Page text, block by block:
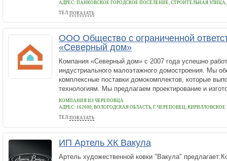
АДРЕС: ПАНКОВСКОЕ ГОРОДСКОЕ ПОСЕЛЕНИЕ, СТРОИТЕЛЬНАЯ
ТЕЛ:ПОКАЗАТЬ
89119856457
ООО Общество с ограниченной
«Северный дом»
Компания «Северный дом» с 2007 года успешно
индустриального малоэтажного домостроения. Мы
комплексные поставки домокомплектов, которые
технологиям. Мы предлагаем проектирование и
КОМПАНИЯ ИЗ ЧЕРЕПОВЦА
АДРЕС: 162600, ВОЛОГОДСКАЯ ОБЛАСТЬ, Г. ЧЕРЕПОВЕЦ, КИРИЛЛОВСКОЕ
ТЕЛ:ПОКАЗАТЬ
7 (996) 512-27-24
ИП Артель ХК Вакула
Артель художественной ковки "Вакула"